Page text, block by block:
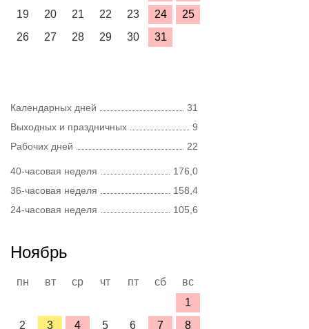
19
20 21 22 23 24
25
26
27 28 29 30 31
Календарных дней
31
Выходных и праздничных
9
Рабочих дней
22
40-часовая неделя
176,0
36-часовая неделя
158,4
24-часовая неделя
105,6
Ноябрь
пн вт ср чт пт сб
вс
1
2
3 4 5 6 7 8